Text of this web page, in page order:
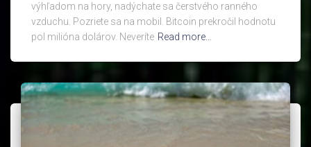
výhľadom na hory, nadýchate sa čerstvého ranného
vzduchu. Pozriete sa na mobil. Bitcoin prekročil hodnotu
pol milióna dolárov. Neveríte Read more…